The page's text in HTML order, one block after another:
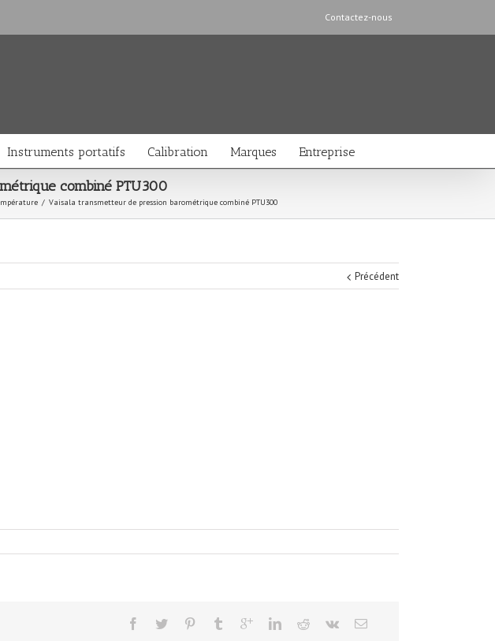
Contactez-nous
Instruments portatifs Calibration Marques Entreprise
combiné PTU300
/ Vaisala transmetteur de pression barométrique combiné PTU300
Précédent